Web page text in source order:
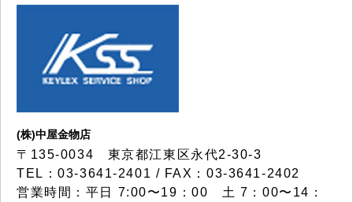
(株)中屋金物店
〒135-0034 東京都江東区永代2-30-3
TEL：03-3641-2401 / FAX：03-3641-2402
営業時間：平日 7:00〜19：00 土 7：00〜14：